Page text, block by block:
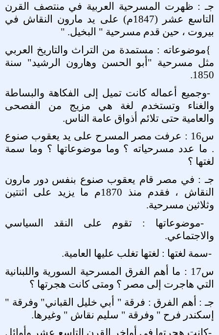
جـ : ظهرت المسرحية العربية في منتصف القرن
التاسع عشر (1847م) على يد مارون النقاش في
بيروت ، حين قدم مسرحية " البخيل" .
{موضوعاته : مستمدة من التراث والتاريخ العربي
مثل مسرحية "أبو الحسن وهارون الرشيد" سنة
1850
.
-وجميع أعماله كانت تميل إلى الفكاهة والبساطة
والغناء وتستخدم لغة هي مزيج من الفصحى
والعامية حتى تلائم أذواق عامة الناس.
س16 : عرفت مصر المسرح على يد يعقوب صنوع
. ما عدد مسرحياته ؟ وما موضوعاتها ؟ وما سمة
لغتها ؟
جـ : في مصر قام يعقوب صنوع بنفس دور مارون
النقاش ، فقدم منذ 1870م ما يزيد على اثنتين
وثلاثين مسرحية.
-موضوعاتها : تقوم على النقد السياسي
والاجتماعي.
-سمة لغتها : لغتها تغلب عليها العامية.
س17 : ما أهم الفرق المسرحية السورية واللبنانية
التي هاجرت إلى مصر ؟ ومتى كانت هجرتها ؟
جـ : أهم الفرق : فرقة " أبي خليل القباني" وفرقة "
إسكندر فرح " وفرقة " سليم نقاش " وغيرها.
-كانت هجرتها في أواخر القرن التاسع عشر وأوائل